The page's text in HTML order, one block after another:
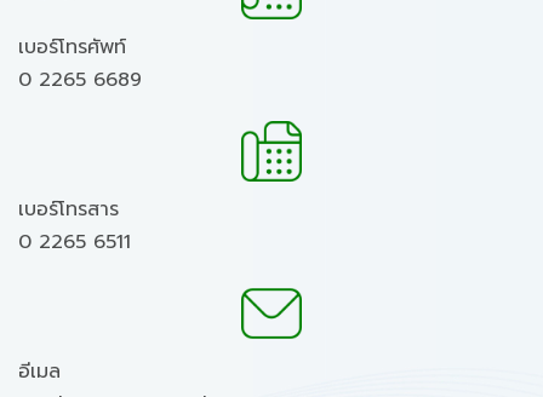
เบอร์โทรศัพท์
0 2265 6689
เบอร์โทรสาร
0 2265 6511
อีเมล